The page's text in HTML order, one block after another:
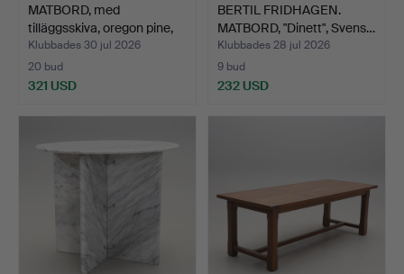
MATBORD, med
tilläggsskiva, oregon pine,
1…
Klubbades 30 jul 2026
20 bud
321 USD
BERTIL FRIDHAGEN.
MATBORD, "Dinett", Svens…
Klubbades 28 jul 2026
9 bud
232 USD